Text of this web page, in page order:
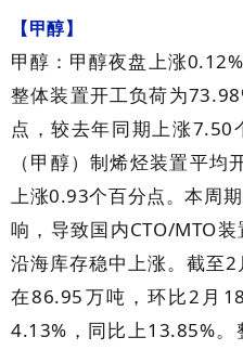
【甲醇】
甲醇：甲醇夜盘上涨0.12%
整体装置开工负荷为
点，较去年同期上涨7.50
（甲醇）制烯烃装置平均
上涨0.93个百分点。本周
响，导致国内CTO/MTO装
沿海库存稳中上涨。截至2
在86.95 万吨，环比2 月 18
4.13% ，同比上13.85%。